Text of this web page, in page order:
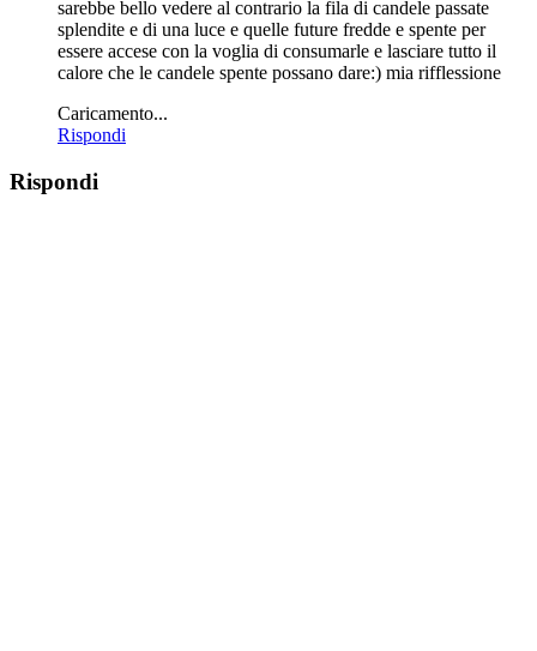
sarebbe bello vedere al contrario la fila di candele passate
splendite e di una luce e quelle future fredde e spente per
essere accese con la voglia di consumarle e lasciare tutto il
calore che le candele spente possano dare:) mia rifflessione
Caricamento...
Rispondi
Rispondi